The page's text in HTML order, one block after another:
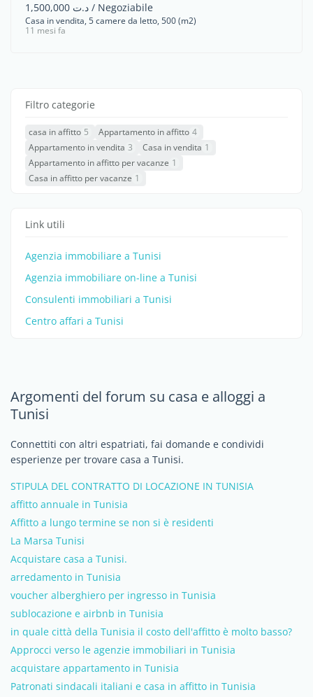
د.ت 1,500,000 / Negoziabile
Casa in vendita, 5 camere da letto, 500 (m2)
11 mesi fa
Filtro categorie
casa in affitto 5 Appartamento in affitto 4
Appartamento in vendita 3 Casa in vendita 1
Appartamento in affitto per vacanze 1
Casa in affitto per vacanze 1
Link utili
Agenzia immobiliare a Tunisi
Agenzia immobiliare on-line a Tunisi
Consulenti immobiliari a Tunisi
Centro affari a Tunisi
Argomenti del forum su casa e alloggi a
Tunisi
Connettiti con altri espatriati, fai domande e condividi
esperienze per trovare casa a Tunisi.
STIPULA DEL CONTRATTO DI LOCAZIONE IN TUNISIA
affitto annuale in Tunisia
Affitto a lungo termine se non si è residenti
La Marsa Tunisi
Acquistare casa a Tunisi.
arredamento in Tunisia
voucher alberghiero per ingresso in Tunisia
sublocazione e airbnb in Tunisia
in quale città della Tunisia il costo dell'affitto è molto basso?
Approcci verso le agenzie immobiliari in Tunisia
acquistare appartamento in Tunisia
Patronati sindacali italiani e casa in affitto in Tunisia